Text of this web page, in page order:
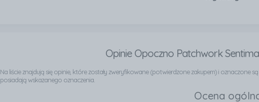
Opinie Opoczno Patchwork
Na liście znajdują się opinie, które zostały zweryfikowane (potwierdzone zakupem) i oznaczone
posiadają wskazanego oznaczenia.
Ocena